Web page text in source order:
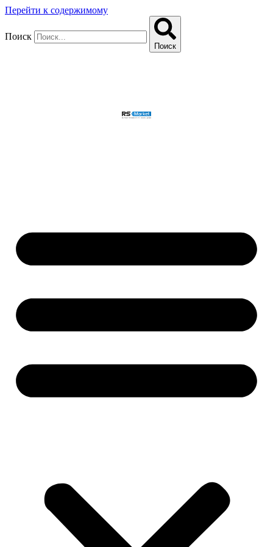
Перейти к содержимому
Поиск
Поиск